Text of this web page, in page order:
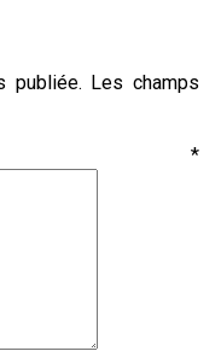
publiée. Les champs
*